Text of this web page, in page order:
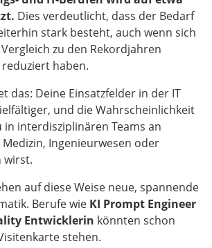
Dies verdeutlicht, dass der Bedarf
stark besteht, auch wenn sich
zu den Rekordjahren
haben.
das: Deine Einsatzfelder in der IT
und die Wahrscheinlichkeit
in interdisziplinären Teams an
Ingenieurwesen oder
wirst.
auf diese Weise neue, spannende
Berufe wie KI Prompt Engineer
Entwicklerin könnten schon
stehen.